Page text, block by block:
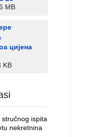
MB
цијена
KB
ispita
nekretnina